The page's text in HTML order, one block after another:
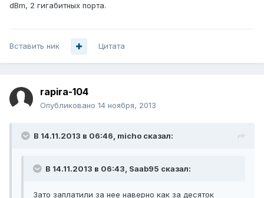
dBm, 2 гигабитных порта.
Вставить ник Цитата
rapira-104
Опубликовано 14 ноября, 2013
В 14.11.2013 в 06:46, micho сказал:
В 14.11.2013 в 06:43, Saab95 сказал:
Зато заплатили за нее наверно как за десяток